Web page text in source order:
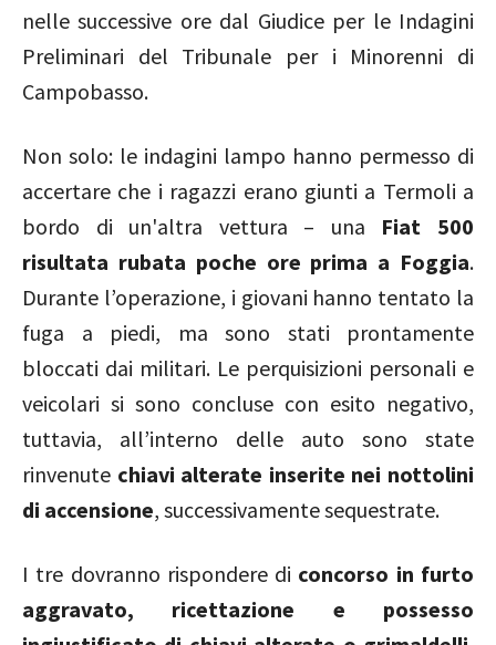
nelle successive ore dal Giudice per le Indagini
Preliminari del Tribunale per i Minorenni di
Campobasso.
Non solo: le indagini lampo hanno permesso di
accertare che i ragazzi erano giunti a Termoli a
bordo di un'altra vettura – una Fiat 500
risultata rubata poche ore prima a Foggia.
Durante l’operazione, i giovani hanno tentato la
fuga a piedi, ma sono stati prontamente
bloccati dai militari. Le perquisizioni personali e
veicolari si sono concluse con esito negativo,
tuttavia, all’interno delle auto sono state
rinvenute chiavi alterate inserite nei nottolini
di accensione, successivamente sequestrate.
I tre dovranno rispondere di concorso in furto
aggravato, ricettazione e possesso